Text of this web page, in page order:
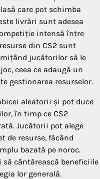
care pot schimba
livrări sunt adesea
intensă între
din CS2 sunt
jucătorilor să le
ceea ce adaugă un
gestionarea resurselor.
aleatorii și pot duce
în timp ce CS2
Jucătorii pot alege
de resurse, făcând
bazată pe noroc.
cântărească beneficiile
lor generală.